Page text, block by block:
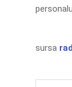
sursa